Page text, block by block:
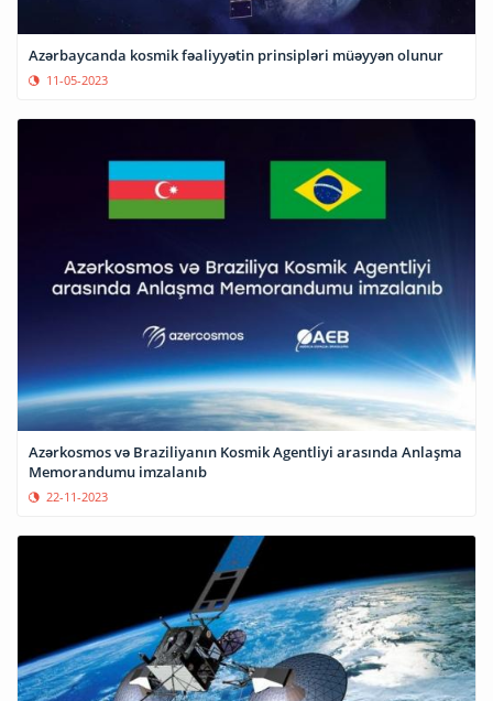
Azərbaycanda kosmik fəaliyyətin prinsipləri müəyyən olunur
11-05-2023
Azərkosmos və Braziliyanın Kosmik Agentliyi arasında Anlaşma
Memorandumu imzalanıb
22-11-2023